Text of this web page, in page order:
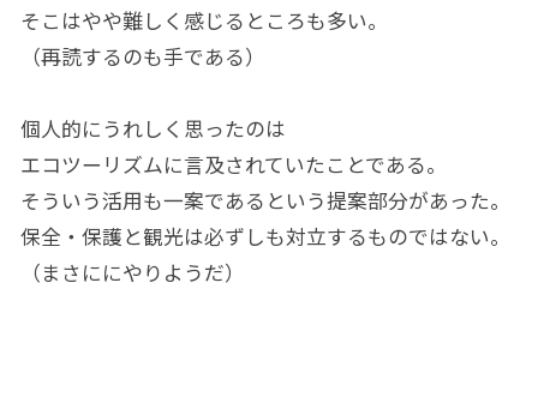
そこはやや難しく感じるところも多い。
（再読するのも手である）
個人的にうれしく思ったのは
エコツーリズムに言及されていたことである。
そういう活用も一案であるという提案部分があった。
保全・保護と観光は必ずしも対立するものではない。
（まさににやりようだ）